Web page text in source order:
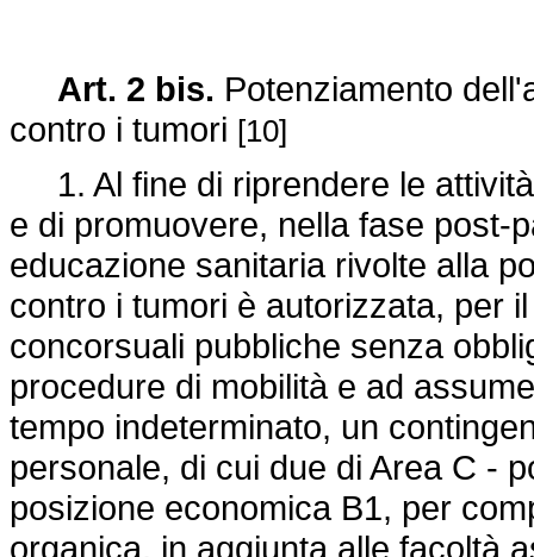
Art. 2 bis. Potenziamento
contro i tumori [10]
1. Al fine di riprendere le
e di promuovere, nella fase post-
educazione sanitaria rivolte alla
contro i tumori è autorizzata, per
concorsuali pubbliche senza
procedure di mobilità e ad
tempo indeterminato, un
personale, di cui due di Area C -
posizione economica B1, per
organica, in aggiunta alle facoltà